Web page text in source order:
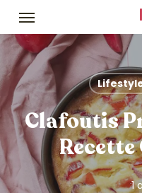
Skip
main
content
Menu
Clafoutis
1